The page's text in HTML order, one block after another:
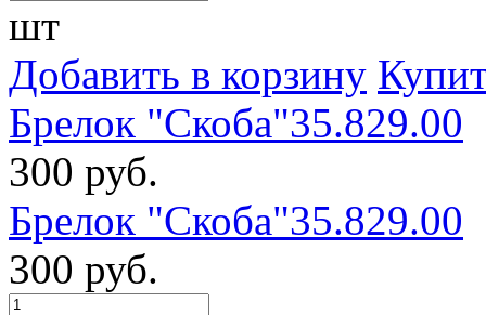
шт
Добавить в корзину
Брелок "Скоба"35.829.00
300 руб.
Брелок "Скоба"35.829.00
300 руб.